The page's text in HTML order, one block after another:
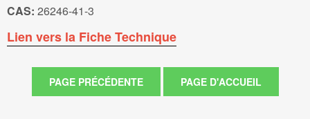
CAS: 26246-41-3
Lien vers la Fiche Technique